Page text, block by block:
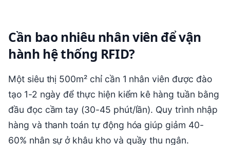
Cần bao nhiêu nhân viên để vận
hành hệ thống RFID?
Một siêu thị 500m² chỉ cần 1 nhân viên được đào
tạo 1-2 ngày để thực hiện kiểm kê hàng tuần bằng
đầu đọc cầm tay (30-45 phút/lần). Quy trình nhập
hàng và thanh toán tự động hóa giúp giảm 40-
60% nhân sự ở khâu kho và quầy thu ngân.